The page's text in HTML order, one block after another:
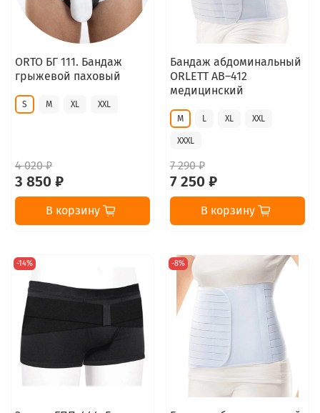
ORTO БГ 111. Бандаж
грыжевой паховый
S M XL XXL
4 020 ₽
3 850 ₽
В корзину
Бандаж абдоминальный
ORLETT AB–412
медицинский
M L XL XXL
XXXL
7 290 ₽
7 250 ₽
В корзину
-14% -8%